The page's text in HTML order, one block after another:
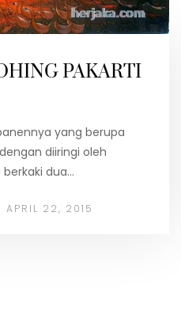
PAKARTI
yang berupa
diiringi oleh
dua…
APRIL 22, 2015